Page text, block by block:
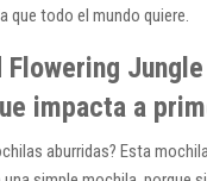
que todo el mundo quiere.
Flowering
impacta a
aburridas? Esta